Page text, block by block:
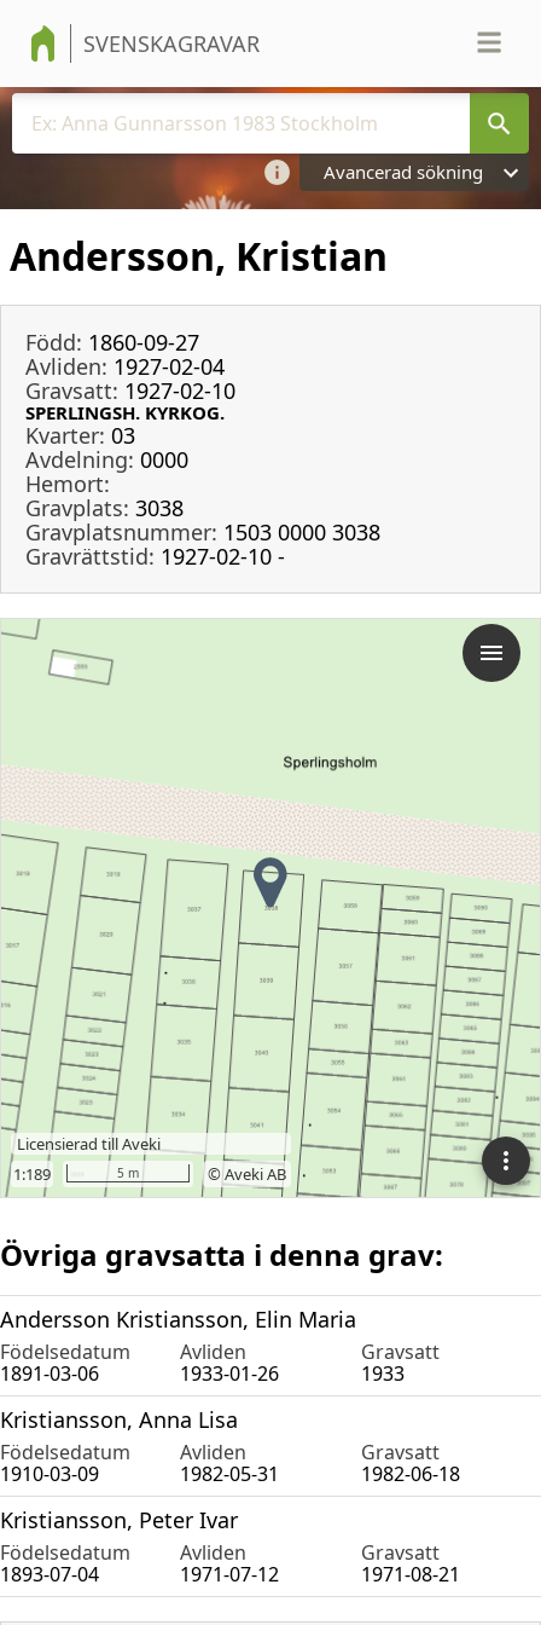
SVENSKAGRAVAR
Avancerad sökning
Andersson, Kristian
Född: 1860-09-27
Avliden: 1927-02-04
Gravsatt: 1927-02-10
SPERLINGSH. KYRKOG.
Kvarter: 03
Avdelning: 0000
Hemort:
Gravplats: 3038
Gravplatsnummer: 1503 0000 3038
Gravrättstid: 1927-02-10 -
Övriga gravsatta i denna grav:
Andersson Kristiansson, Elin Maria
Födelsedatum Avliden
Gravsatt
1891-03-06
1933-01-26 1933
Kristiansson, Anna Lisa
Födelsedatum Avliden
Gravsatt
1910-03-09
1982-05-31 1982-06-18
Kristiansson, Peter Ivar
Födelsedatum Avliden
Gravsatt
1893-07-04
1971-07-12 1971-08-21